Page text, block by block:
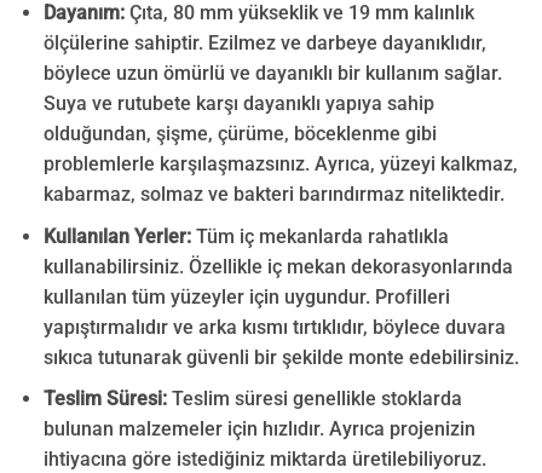
Dayanım:Çıta, 80 mm yükseklik ve 19 mm kalınlık
ölçülerine sahiptir. Ezilmez ve darbeye dayanıklıdır,
böylece uzun ömürlü ve dayanıklı bir kullanım sağlar.
Suya ve rutubete karşı dayanıklı yapıya sahip
olduğundan, şişme, çürüme, böceklenme gibi
problemlerle karşılaşmazsınız. Ayrıca, yüzeyi kalkmaz,
kabarmaz, solmaz ve bakteri barındırmaz niteliktedir.
Kullanılan Yerler:Tüm iç mekanlarda rahatlıkla
kullanabilirsiniz. Özellikle iç mekan dekorasyonlarında
kullanılan tüm yüzeyler için uygundur. Profilleri
yapıştırmalıdır ve arka kısmı tırtıklıdır, böylece duvara
sıkıca tutunarak güvenli bir şekilde monte edebilirsiniz.
Teslim Süresi:Teslim süresi genellikle stoklarda
bulunan malzemeler için hızlıdır. Ayrıca projenizin
ihtiyacına göre istediğiniz miktarda üretilebiliyoruz.